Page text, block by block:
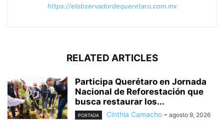
https://elobservadordequeretaro.com.mx
RELATED ARTICLES
Participa Querétaro en Jornada
Nacional de Reforestación que
busca restaurar los...
PORTADA Cinthia Camacho - agosto 9, 2026